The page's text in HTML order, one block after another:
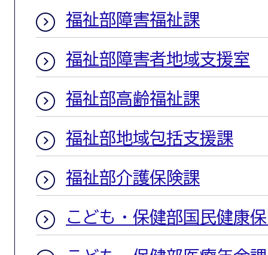
福祉部障害福祉課
福祉部障害者地域支援室
福祉部高齢福祉課
福祉部地域包括支援課
福祉部介護保険課
こども・保健部国民健康